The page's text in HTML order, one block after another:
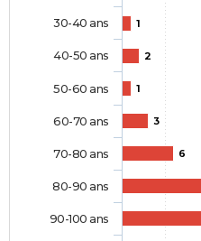
1
2
1
3
6
30-40 ans
40-50 ans
50-60 ans
60-70 ans
70-80 ans
80-90 ans
90-100 ans